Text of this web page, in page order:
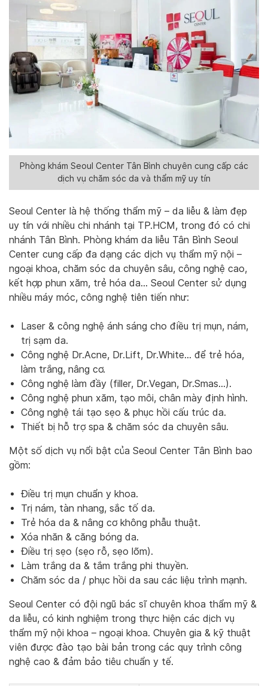
Phòng khám Seoul Center Tân Bình chuyên cung cấp các
dịch vụ chăm sóc da và thẩm mỹ uy tín
Seoul Center là hệ thống thẩm mỹ – da liễu & làm đẹp
uy tín với nhiều chi nhánh tại TP.HCM, trong đó có chi
nhánh Tân Bình. Phòng khám da liễu Tân Bình Seoul
Center cung cấp đa dạng các dịch vụ thẩm mỹ nội –
ngoại khoa, chăm sóc da chuyên sâu, công nghệ cao,
kết hợp phun xăm, trẻ hóa da… Seoul Center sử dụng
nhiều máy móc, công nghệ tiên tiến như:
Laser & công nghệ ánh sáng cho điều trị mụn, nám,
trị sạm da.
Công nghệ Dr.Acne, Dr.Lift, Dr.White… để trẻ hóa,
làm trắng, nâng cơ.
Công nghệ làm đầy (filler, Dr.Vegan, Dr.Smas…).
Công nghệ phun xăm, tạo môi, chân mày định hình.
Công nghệ tái tạo sẹo & phục hồi cấu trúc da.
Thiết bị hỗ trợ spa & chăm sóc da chuyên sâu.
Một số dịch vụ nổi bật của Seoul Center Tân Bình bao
gồm:
Điều trị mụn chuẩn y khoa.
Trị nám, tàn nhang, sắc tố da.
Trẻ hóa da & nâng cơ không phẫu thuật.
Xóa nhăn & căng bóng da.
Điều trị sẹo (sẹo rỗ, sẹo lõm).
Làm trắng da & tắm trắng phi thuyền.
Chăm sóc da / phục hồi da sau các liệu trình mạnh.
Seoul Center có đội ngũ bác sĩ chuyên khoa thẩm mỹ &
da liễu, có kinh nghiệm trong thực hiện các dịch vụ
thẩm mỹ nội khoa – ngoại khoa. Chuyên gia & kỹ thuật
viên được đào tạo bài bản trong các quy trình công
nghệ cao & đảm bảo tiêu chuẩn y tế.